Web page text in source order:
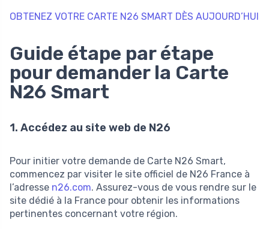
OBTENEZ VOTRE CARTE N26 SMART DÈS AUJOURD’HUI
Guide étape par étape
pour demander la Carte
N26 Smart
1. Accédez au site web de N26
Pour initier votre demande de Carte N26 Smart,
commencez par visiter le site officiel de N26 France à
l’adresse n26.com. Assurez-vous de vous rendre sur le
site dédié à la France pour obtenir les informations
pertinentes concernant votre région.